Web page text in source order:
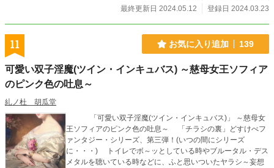
最終更新日 2024.05.12
登録日 2024.03.23
11 お気に入り追加 139
可愛い双子淫魔(ツイン・インキュバス) ～慈母女王ソフィア
のピンク色の吐息～
糺ノ杜 胡瓜堂
王ソフィアのピンク色の吐息～ 「チラシの裏」どすけべフ
ァンタジー・シリーズ、第三弾！(いつの間にシリーズ
に・・・) トイレでボ～ッとしている時やブルータル・デス
メタルを聴いている時などに、ふと思いついたヤラシ～妄想